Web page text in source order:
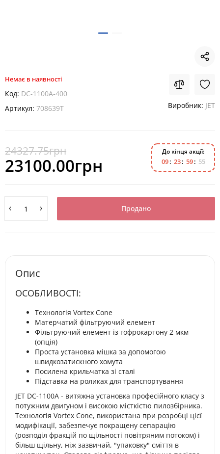
Немає в наявності
Код: DC-1100A-400
Артикул: 708639T Виробник: JET
24327.75грн
23100.00грн
До кінця акції:
09 23 59 54
Продано
Опис
ОСОБЛИВОСТІ:
Технологія Vortex Cone
Матерчатий фільтруючий елемент
Фільтруючий елемент із гофрокартону 2 мкм
(опція)
Проста установка мішка за допомогою
швидкозатискного хомута
Посилена крильчатка зі сталі
Підставка на роликах для транспортування
JET DC-1100A - витяжна установка професійного класу з
потужним двигуном і високою місткістю пилозбірника.
Технологія Vortex Cone, використана при розробці цієї
модифікації, забезпечує покращену сепарацію
(розподіл фракцій по щільності повітряним потоком) і
більш щільну, ніж зазвичай, "упаковку" сміття в